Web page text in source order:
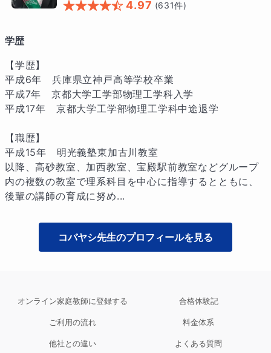
4.97 (631件)
学歴
【学歴】
平成6年　兵庫県立神戸高等学校卒業
平成7年　京都大学工学部物理工学科入学
平成17年　京都大学工学部物理工学科中途退学
【職歴】
平成15年　明光義塾東加古川教室
以降、高砂教室、加西教室、宝殿駅前教室などグループ
内の複数の教室で理系科目を中心に指導するとともに、
後輩の講師の育成に努め...
コバヤシ先生のプロフィールを見る
オンライン家庭教師に登録する 合格体験記
ご利用の流れ 料金体系
他社との違い よくある質問